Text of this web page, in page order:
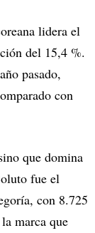
lidera el
del 15,4 %.
pasado,
con
que domina
fue el
con 8.725
marca que